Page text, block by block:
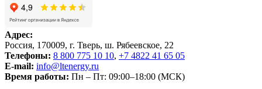
Адрес:
Россия, 170009, г. Тверь, ш. Рябеевское, 22
Телефоны: 8 800 775 10 10, +7 4822 41 65 05
E-mail: info@ltenergy.ru
Время работы: Пн – Пт: 09:00–18:00 (МСК)